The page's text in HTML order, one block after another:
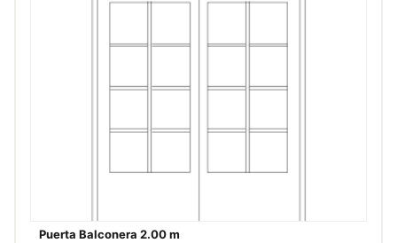
Puerta Balconera 2.00 m